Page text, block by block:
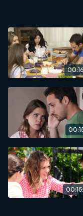
bahşişlerle herkesi
Ancak büyük umutlarla
sürprizlerle sona